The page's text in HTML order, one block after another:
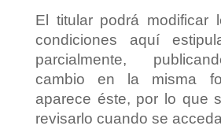
El titular podrá modificar
condiciones aquí
parcialmente,
cambio en la misma
aparece éste, por lo que
revisarlo cuando se